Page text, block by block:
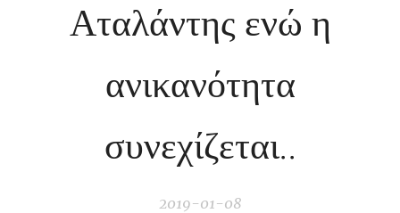
Αταλάντης ενώ η
ανικανότητα
συνεχίζεται..
2019-01-08